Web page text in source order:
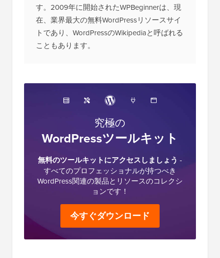
す。2009年に開始されたWPBeginnerは、現
在、業界最大の無料WordPressリソースサイ
トであり、WordPressのWikipediaと呼ばれる
こともあります。
究極の
WordPressツールキット
無料のツールキットにアクセスしましょう -
すべてのプロフェッショナルが持つべき
WordPress関連の製品とリソースのコレクシ
ョンです！
今すぐダウンロード